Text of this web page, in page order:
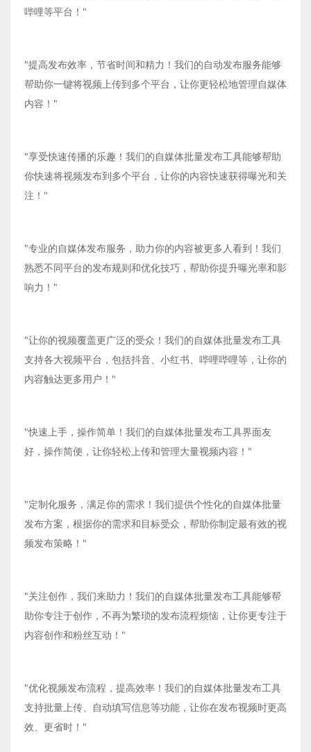
哔哩等平台！"
"提高发布效率，节省时间和精力！我们的自动发布服务能够
帮助你一键将视频上传到多个平台，让你更轻松地管理自媒体
内容！"
"享受快速传播的乐趣！我们的自媒体批量发布工具能够帮助
你快速将视频发布到多个平台，让你的内容快速获得曝光和关
注！"
"专业的自媒体发布服务，助力你的内容被更多人看到！我们
熟悉不同平台的发布规则和优化技巧，帮助你提升曝光率和影
响力！"
"让你的视频覆盖更广泛的受众！我们的自媒体批量发布工具
支持各大视频平台，包括抖音、小红书、哔哩哔哩等，让你的
内容触达更多用户！"
"快速上手，操作简单！我们的自媒体批量发布工具界面友
好，操作简便，让你轻松上传和管理大量视频内容！"
"定制化服务，满足你的需求！我们提供个性化的自媒体批量
发布方案，根据你的需求和目标受众，帮助你制定最有效的视
频发布策略！"
"关注创作，我们来助力！我们的自媒体批量发布工具能够帮
助你专注于创作，不再为繁琐的发布流程烦恼，让你更专注于
内容创作和粉丝互动！"
"优化视频发布流程，提高效率！我们的自媒体批量发布工具
支持批量上传、自动填写信息等功能，让你在发布视频时更高
效、更省时！"